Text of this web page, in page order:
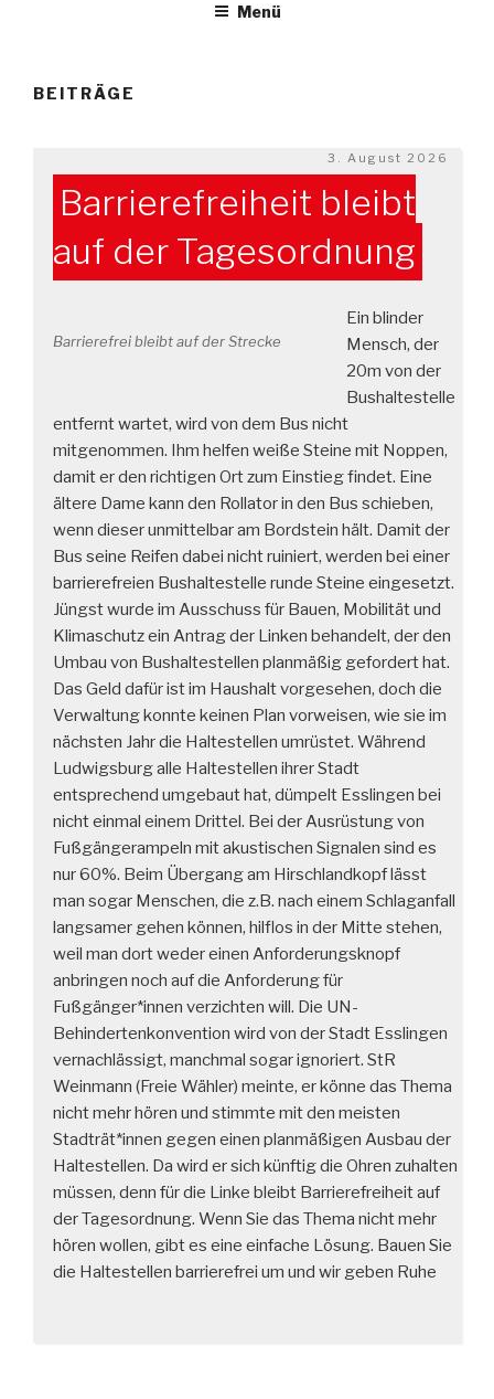
Menü
BEITRÄGE
Veröffentlicht
am
3. August 2026
Barrierefreiheit bleibt
auf der Tagesordnung
Barrierefrei bleibt auf der Strecke
Ein blinder
Mensch, der
20m von der
Bushaltestelle
entfernt wartet, wird von dem Bus nicht
mitgenommen. Ihm helfen weiße Steine mit Noppen,
damit er den richtigen Ort zum Einstieg findet. Eine
ältere Dame kann den Rollator in den Bus schieben,
wenn dieser unmittelbar am Bordstein hält. Damit der
Bus seine Reifen dabei nicht ruiniert, werden bei einer
barrierefreien Bushaltestelle runde Steine eingesetzt.
Jüngst wurde im Ausschuss für Bauen, Mobilität und
Klimaschutz ein Antrag der Linken behandelt, der den
Umbau von Bushaltestellen planmäßig gefordert hat.
Das Geld dafür ist im Haushalt vorgesehen, doch die
Verwaltung konnte keinen Plan vorweisen, wie sie im
nächsten Jahr die Haltestellen umrüstet. Während
Ludwigsburg alle Haltestellen ihrer Stadt
entsprechend umgebaut hat, dümpelt Esslingen bei
nicht einmal einem Drittel. Bei der Ausrüstung von
Fußgängerampeln mit akustischen Signalen sind es
nur 60%. Beim Übergang am Hirschlandkopf lässt
man sogar Menschen, die z.B. nach einem Schlaganfall
langsamer gehen können, hilflos in der Mitte stehen,
weil man dort weder einen Anforderungsknopf
anbringen noch auf die Anforderung für
Fußgänger*innen verzichten will. Die UN-
Behindertenkonvention wird von der Stadt Esslingen
vernachlässigt, manchmal sogar ignoriert. StR
Weinmann (Freie Wähler) meinte, er könne das Thema
nicht mehr hören und stimmte mit den meisten
Stadträt*innen gegen einen planmäßigen Ausbau der
Haltestellen. Da wird er sich künftig die Ohren zuhalten
müssen, denn für die Linke bleibt Barrierefreiheit auf
der Tagesordnung. Wenn Sie das Thema nicht mehr
hören wollen, gibt es eine einfache Lösung. Bauen Sie
die Haltestellen barrierefrei um und wir geben Ruhe